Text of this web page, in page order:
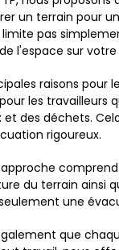
un terrain pour
pas
l'espace sur
raisons pour
les travailleurs
des déchets.
rigoureux.
du terrain ainsi
une
que